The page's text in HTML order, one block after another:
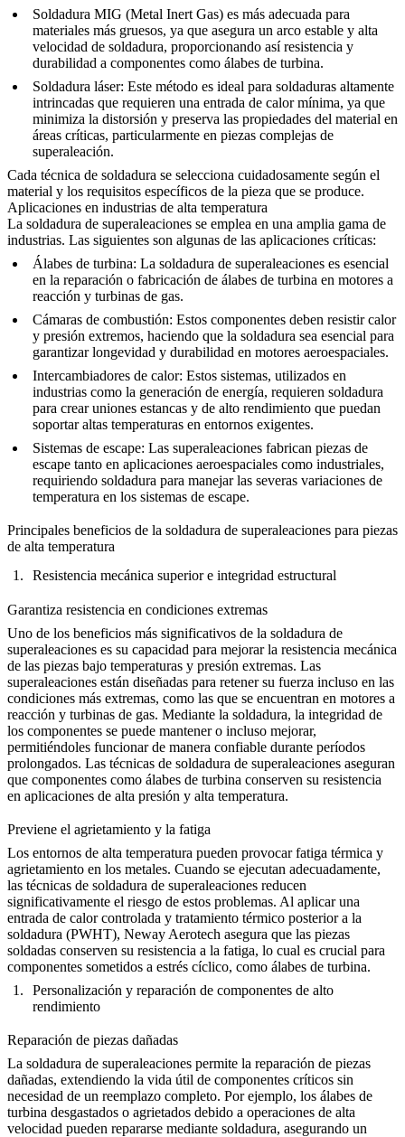
Soldadura MIG (Metal Inert Gas) es más adecuada para
materiales más gruesos, ya que asegura un arco estable y alta
velocidad de soldadura, proporcionando así resistencia y
durabilidad a componentes como álabes de turbina.
Soldadura láser: Este método es ideal para soldaduras altamente
intrincadas que requieren una entrada de calor mínima, ya que
minimiza la distorsión y preserva las propiedades del material en
áreas críticas, particularmente en piezas complejas de
superaleación.
Cada técnica de soldadura se selecciona cuidadosamente según el
material y los requisitos específicos de la pieza que se produce.
Aplicaciones en industrias de alta temperatura
La soldadura de superaleaciones se emplea en una amplia gama de
industrias. Las siguientes son algunas de las aplicaciones críticas:
Álabes de turbina: La soldadura de superaleaciones es esencial
en la reparación o fabricación de álabes de turbina en motores a
reacción y turbinas de gas.
Cámaras de combustión: Estos componentes deben resistir calor
y presión extremos, haciendo que la soldadura sea esencial para
garantizar longevidad y durabilidad en motores aeroespaciales.
Intercambiadores de calor: Estos sistemas, utilizados en
industrias como la generación de energía, requieren soldadura
para crear uniones estancas y de alto rendimiento que puedan
soportar altas temperaturas en entornos exigentes.
Sistemas de escape: Las superaleaciones fabrican piezas de
escape tanto en aplicaciones aeroespaciales como industriales,
requiriendo soldadura para manejar las severas variaciones de
temperatura en los sistemas de escape.
Principales beneficios de la soldadura de superaleaciones para piezas
de alta temperatura
Resistencia mecánica superior e integridad estructural
Garantiza resistencia en condiciones extremas
Uno de los beneficios más significativos de la soldadura de
superaleaciones es su capacidad para mejorar la resistencia mecánica
de las piezas bajo temperaturas y presión extremas. Las
superaleaciones están diseñadas para retener su fuerza incluso en las
condiciones más extremas, como las que se encuentran en motores a
reacción y turbinas de gas. Mediante la soldadura, la integridad de
los componentes se puede mantener o incluso mejorar,
permitiéndoles funcionar de manera confiable durante períodos
prolongados. Las técnicas de soldadura de superaleaciones aseguran
que componentes como álabes de turbina conserven su resistencia
en aplicaciones de alta presión y alta temperatura.
Previene el agrietamiento y la fatiga
Los entornos de alta temperatura pueden provocar fatiga térmica y
agrietamiento en los metales. Cuando se ejecutan adecuadamente,
las técnicas de soldadura de superaleaciones reducen
significativamente el riesgo de estos problemas. Al aplicar una
entrada de calor controlada y tratamiento térmico posterior a la
soldadura (PWHT), Neway Aerotech asegura que las piezas
soldadas conserven su resistencia a la fatiga, lo cual es crucial para
componentes sometidos a estrés cíclico, como álabes de turbina.
Personalización y reparación de componentes de alto
rendimiento
Reparación de piezas dañadas
La soldadura de superaleaciones permite la reparación de piezas
dañadas, extendiendo la vida útil de componentes críticos sin
necesidad de un reemplazo completo. Por ejemplo, los álabes de
turbina desgastados o agrietados debido a operaciones de alta
velocidad pueden repararse mediante soldadura, asegurando un